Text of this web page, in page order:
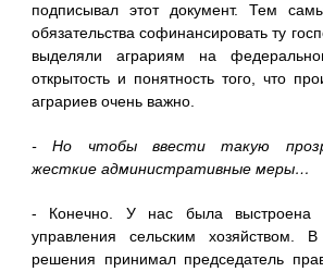
подписывал этот документ. Тем
обязательства софинансировать ту
выделяли аграриям на
открытость и понятность того, что
аграриев очень важно.
- Но чтобы ввести такую
жесткие административные меры…
- Конечно. У нас была выстроена
управления сельским хозяйством.
решения принимал председатель